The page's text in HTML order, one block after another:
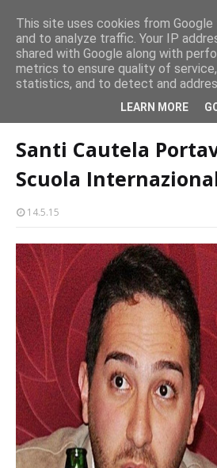
Milazzo 28ª Sagra del Pesce a
EVENTI
santi cautela Santi Cautela
Santi Cautela
Scuola
14.5.15
This site uses cookies from
and to analyze traffic. Your IP
shared with Google along with
metrics to ensure quality of
statistics, and to detect and
LEARN MORE